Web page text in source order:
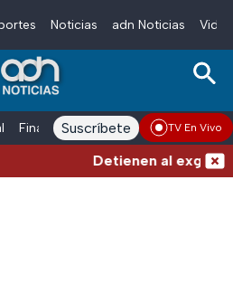
Noticias adn Noticias
Finanzas adn Noticias Radio
Suscríbete TV En Vivo
Detienen al